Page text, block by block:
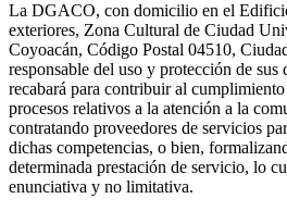
La DGACO, con domicilio en el
exteriores, Zona Cultural de Ciudad
Coyoacán, Código Postal 04510,
responsable del uso y protección de sus
recabará para contribuir al
procesos relativos a la atención a la
contratando proveedores de servicios
dichas competencias, o bien,
determinada prestación de servicio, lo
enunciativa y no limitativa.